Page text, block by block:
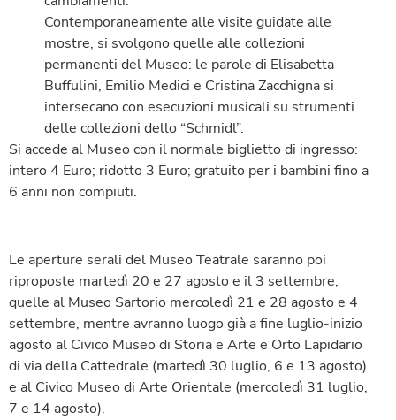
Contemporaneamente alle visite guidate alle
mostre, si svolgono quelle alle collezioni
permanenti del Museo: le parole di Elisabetta
Buffulini, Emilio Medici e Cristina Zacchigna si
intersecano con esecuzioni musicali su strumenti
delle collezioni dello “Schmidl”.
Si accede al Museo con il normale biglietto di ingresso:
intero 4 Euro; ridotto 3 Euro; gratuito per i bambini fino a
6 anni non compiuti.
Le aperture serali del Museo Teatrale saranno poi
riproposte martedì 20 e 27 agosto e il 3 settembre;
quelle al Museo Sartorio mercoledì 21 e 28 agosto e 4
settembre, mentre avranno luogo già a fine luglio-inizio
agosto al Civico Museo di Storia e Arte e Orto Lapidario
di via della Cattedrale (martedì 30 luglio, 6 e 13 agosto)
e al Civico Museo di Arte Orientale (mercoledì 31 luglio,
7 e 14 agosto).